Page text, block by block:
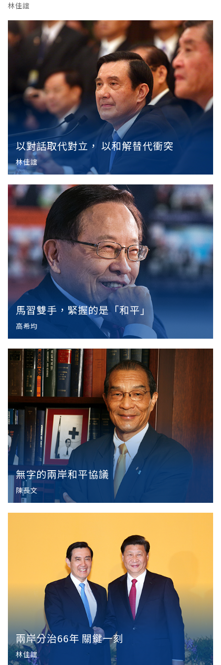
選，那麼這四個月將是「兩岸關係非常微妙的一段時
間。」他認為，這將是一段蔡英文與北京之間的「磨合
期」，也是觀察蔡英文兩岸政策的第一個階段。張五岳
預
林佳誼
以對話取代對立， 以和解替代衝突
林佳誼
馬習雙手，緊握的是「和平」
高希均
無字的兩岸和平協議
陳長文
兩岸分治66年 關鍵一刻
林佳誼